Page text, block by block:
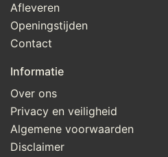
Afleveren
Openingstijden
Contact
Informatie
Over ons
Privacy en veiligheid
Algemene voorwaarden
Disclaimer